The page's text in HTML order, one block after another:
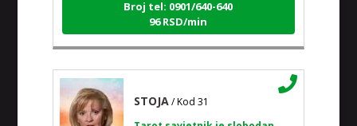
96 RSD/min
/ Kod 31
Tarot savjetnik je slobodan